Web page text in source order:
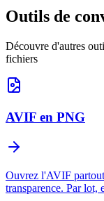
Outils de
Découvre d'autres
fichiers
AVIF en PNG
Ouvrez l'AVIF
transparence. Par lot,